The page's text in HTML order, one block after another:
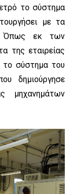
το σύστημα
με τα
Όπως εκ των
της εταιρείας
το σύστημα του
δημιούργησε
μηχανημάτων